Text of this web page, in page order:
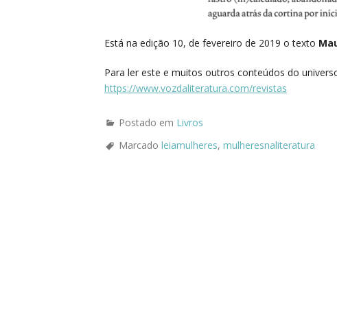
Está na edição 10, de fevereiro de 2019 o texto
Para ler este e muitos outros conteúdos do
https://www.vozdaliteratura.com/revistas
Postado em Livros
Marcado leiamulheres, mulheresnaliteratura